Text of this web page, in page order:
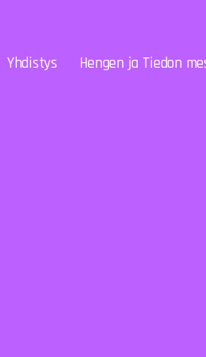
Yhdistys Hengen ja Tiedon